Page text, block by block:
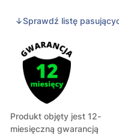
↓Sprawdź listę
Produkt objęty jest 12-
miesięczną gwarancją